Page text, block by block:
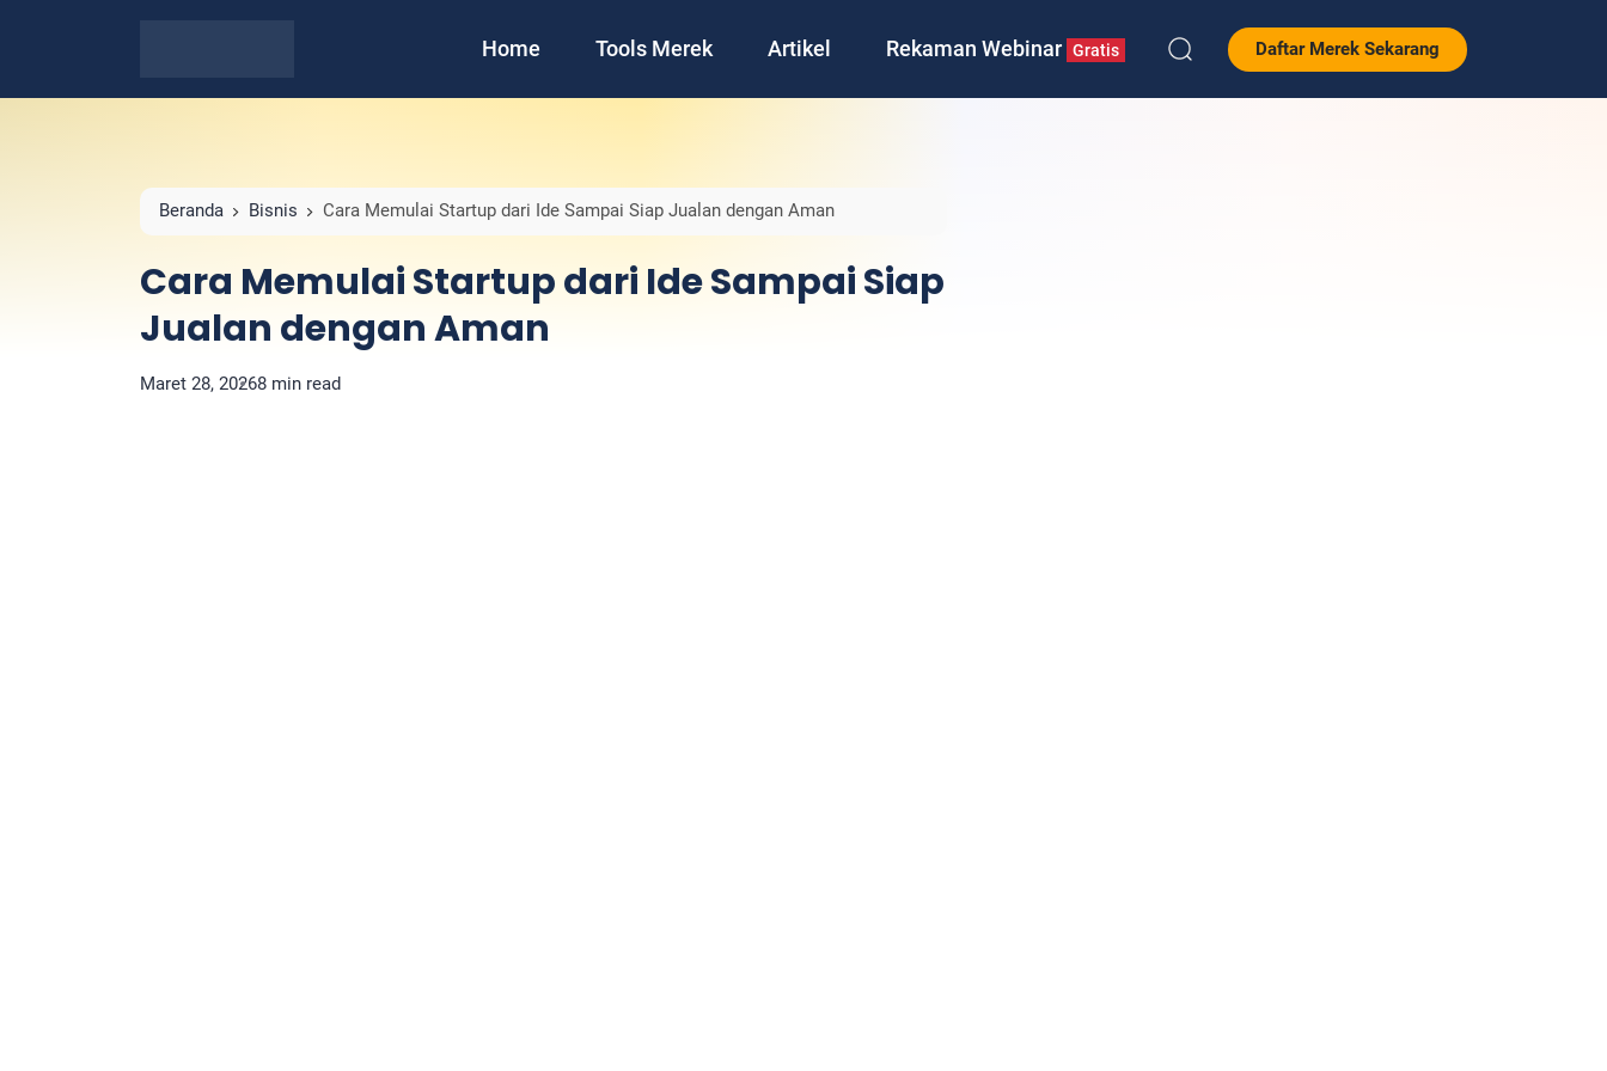
Home Tools Merek Artikel Rekaman Webinar Gratis Daftar Merek Sekarang
Beranda Bisnis Cara Memulai Startup dari Ide Sampai Siap Jualan dengan Aman
Cara Memulai Startup dari Ide Sampai Siap
Jualan dengan Aman
Maret 28, 20268 min read